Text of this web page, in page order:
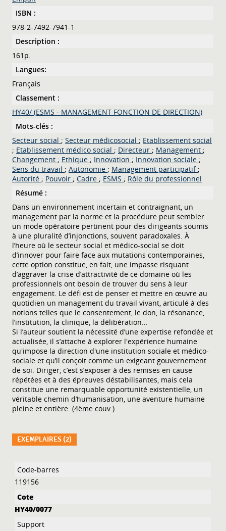
ISBN :
978-2-7492-7941-1
Description :
161p.
Langues:
Français
Classement :
HY40/ (ESMS - MANAGEMENT FONCTION DE DIRECTION)
Mots-clés :
Secteur social ; Secteur médicosocial ; Etablissement social
; Etablissement médico social ; Directeur ; Management ;
Changement ; Ethique ; Innovation ; Innovation sociale ;
Sens du travail ; Autonomie ; Management participatif ;
Autorité ; Pouvoir ; Cadre ; ESMS ; Rôle du professionnel
Résumé :
Dans un environnement incertain et contraignant, un
management par la norme et la procédure peut sembler
un mode opératoire pertinent pour des dirigeants soumis
à une pluralité d’injonctions, souvent paradoxales. À
l’heure où le secteur social et médico-social se doit
d’innover pour faire face aux mutations contemporaines,
cette option constitue, en fait, une impasse risquant
d’aggraver la crise d’attractivité de ce domaine où les
professionnels ont besoin de trouver du sens à leur
engagement. Le défi est de penser et mettre en œuvre au
quotidien un management du travail vivant, articulé à des
notions telles que le consentement, le don, la résonance,
l’institution, la clinique, la délibération…
Si l’auteur soutient la nécessité d’une expertise refondée et
actualisée, il s’attache à explorer l'expérience humaine
qu'impose la direction d'une institution sociale et médico-
sociale et qu’il conçoit comme un exigeant gouvernement
de soi. Diriger, c’est s’exposer à des remises en cause
répétées et à des épreuves déstabilisantes, mais cela
constitue une remarquable opportunité existentielle, un
véritable chemin d’humanisation, une aventure humaine
pleine et entière. (4ème couv.)
EXEMPLAIRES (2)
Liste des exemplaires
119156
HY40/0077